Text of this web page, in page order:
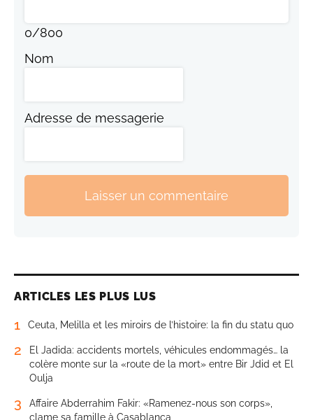
0/800
Nom
Adresse de messagerie
Laisser un commentaire
ARTICLES LES PLUS LUS
1 Ceuta, Melilla et les miroirs de l’histoire: la fin du statu quo
2
El Jadida: accidents mortels, véhicules endommagés… la
colère monte sur la «route de la mort» entre Bir Jdid et El
Oulja
3
Affaire Abderrahim Fakir: «Ramenez-nous son corps»,
clame sa famille à Casablanca